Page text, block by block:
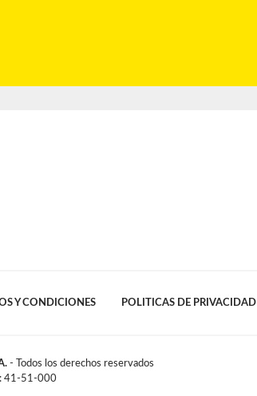
Y CONDICIONES POLITICAS DE PRIVACIDAD
- Todos los derechos reservados
41-51-000